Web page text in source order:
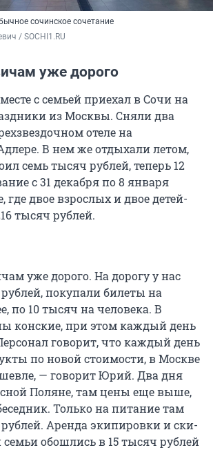
сочинское сочетание
/ SOCHI1.RU
уже дорого
с семьей приехал в Сочи на
из Москвы. Сняли два
отеле на
В нем же отдыхали летом,
семь тысяч рублей, теперь 12
с 31 декабря по 8 января
где двое взрослых и двое детей-
тысяч рублей.
уже дорого. На дорогу у нас
покупали билеты на
по 10 тысяч на человека. В
конские, при этом каждый день
говорит, что каждый день
по новой стоимости, в Москве
— говорит Юрий. Два дня
Поляне, там цены еще выше,
Только на питание там
Аренда экипировки и ски-
обошлись в 15 тысяч рублей